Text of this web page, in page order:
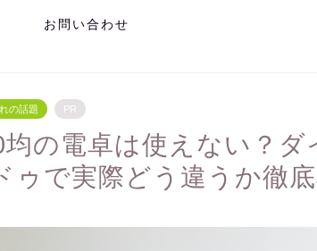
お問い合わせ
の話題 PR
均の電卓は使えない？ダ
ゥで実際どう違うか徹